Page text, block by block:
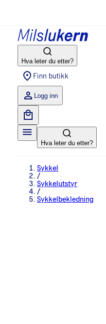
Hva leter du etter?
Finn butikk
Logg inn
Hva leter du etter?
Sykkel
/
Sykkelutstyr
/
Sykkelbekledning